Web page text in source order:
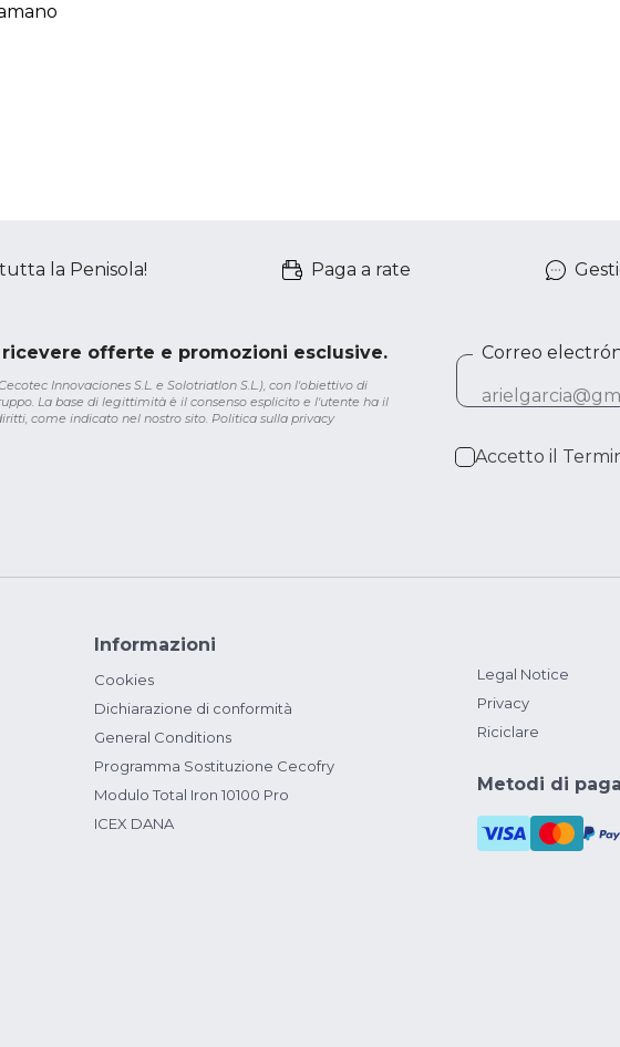
la Penisola! Paga a rate
offerte e promozioni esclusive.
Innovaciones S.L. e Solotriatlon S.L.), con l'obiettivo di
La base di legittimità è il consenso esplicito e l'utente ha il
come indicato nel nostro sito. Politica sulla privacy
Correo
Accetto il
Informazioni
Cookies
Dichiarazione di conformità
General Conditions
Programma Sostituzione Cecofry
Modulo Total Iron 10100 Pro
ICEX DANA
Legal Notice
Privacy
Riciclare
Metodi di